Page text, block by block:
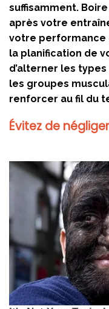
suffisamment.
après votre
votre performance
la planification de
d’alterner les
les groupes
renforcer au fil du
Évitez de